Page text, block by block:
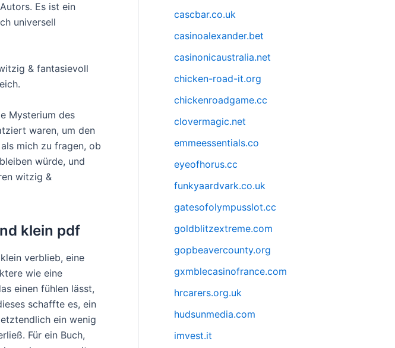
Es ist ein
universell
& fantasievoll
Mysterium des
waren, um den
mich zu fragen, ob
würde, und
witzig &
klein pdf
verblieb, eine
wie eine
einen fühlen lässt,
schaffte es, ein
ein wenig
Für ein Buch,
cascbar.co.uk
casinoalexander.bet
casinonicaustralia.net
chicken-road-it.org
chickenroadgame.cc
clovermagic.net
emmeessentials.co
eyeofhorus.cc
funkyaardvark.co.uk
gatesofolympusslot.cc
goldblitzextreme.com
gopbeavercounty.org
gxmblecasinofrance.com
hrcarers.org.uk
hudsunmedia.com
imvest.it